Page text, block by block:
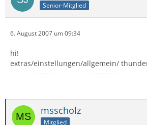
Senior-Mitglied
6. August 2007 um 09:34
hi!
extras/einstellungen/allgemein/
msscholz
Mitglied